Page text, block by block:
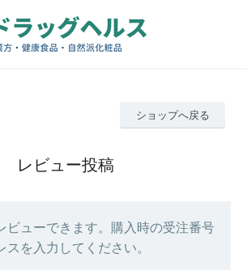
ショップへ戻る
レビュー投稿
ビューできます。購入時の受注番号
スを入力してください。